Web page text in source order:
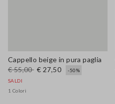
Cappello beige in pura paglia
€ 55,00 € 27,50
-50%
SALDI
1 Colori